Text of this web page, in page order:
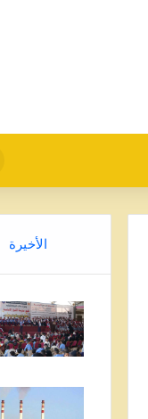
الأخيرة